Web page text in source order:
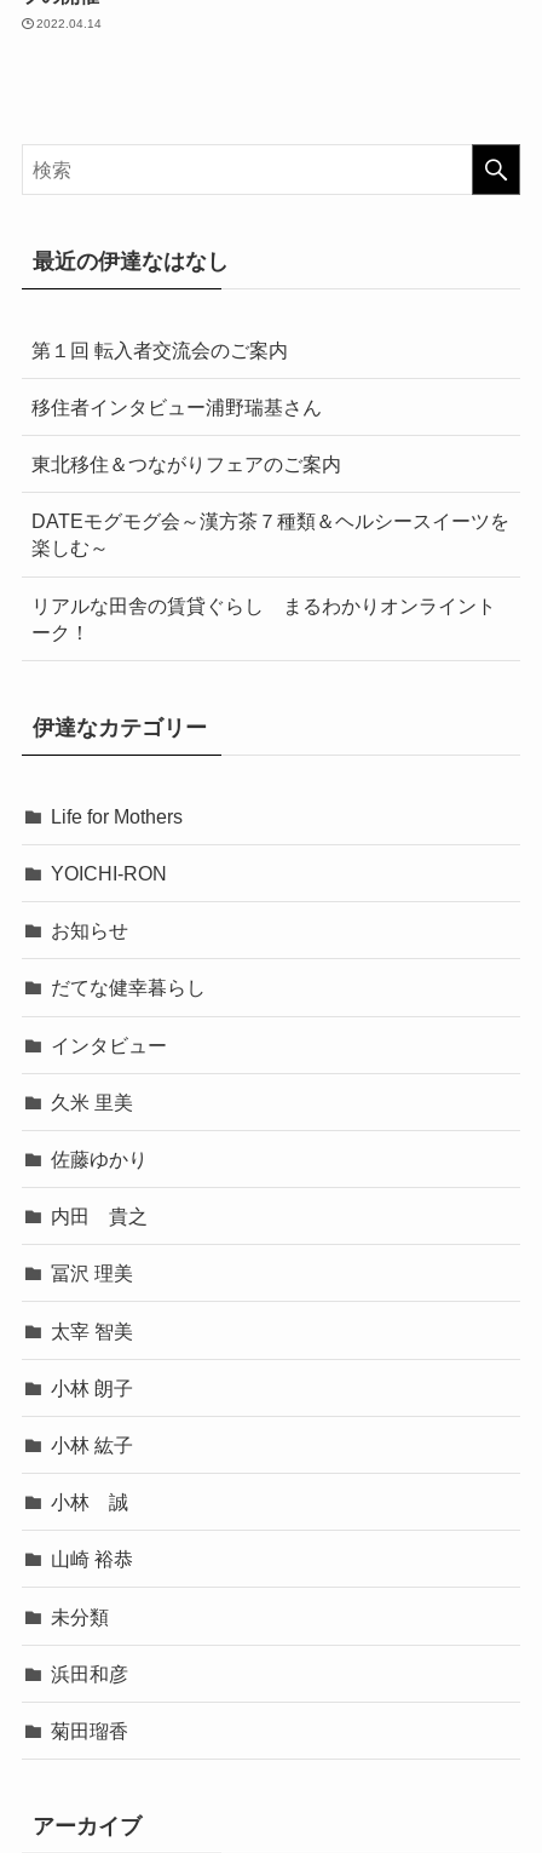
2022.04.14
最近の伊達なはなし
第１回 転入者交流会のご案内
移住者インタビュー浦野瑞基さん
東北移住＆つながりフェアのご案内
DATEモグモグ会～漢方茶７種類＆ヘルシースイーツを
楽しむ～
リアルな田舎の賃貸ぐらし まるわかりオンライント
ーク！
伊達なカテゴリー
Life for Mothers
YOICHI-RON
お知らせ
だてな健幸暮らし
インタビュー
久米 里美
佐藤ゆかり
内田 貴之
冨沢 理美
太宰 智美
小林 朗子
小林 紘子
小林 誠
山崎 裕恭
未分類
浜田和彦
菊田瑠香
アーカイブ